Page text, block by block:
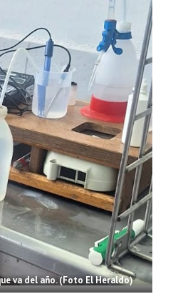
va del año. (Foto El Heraldo)